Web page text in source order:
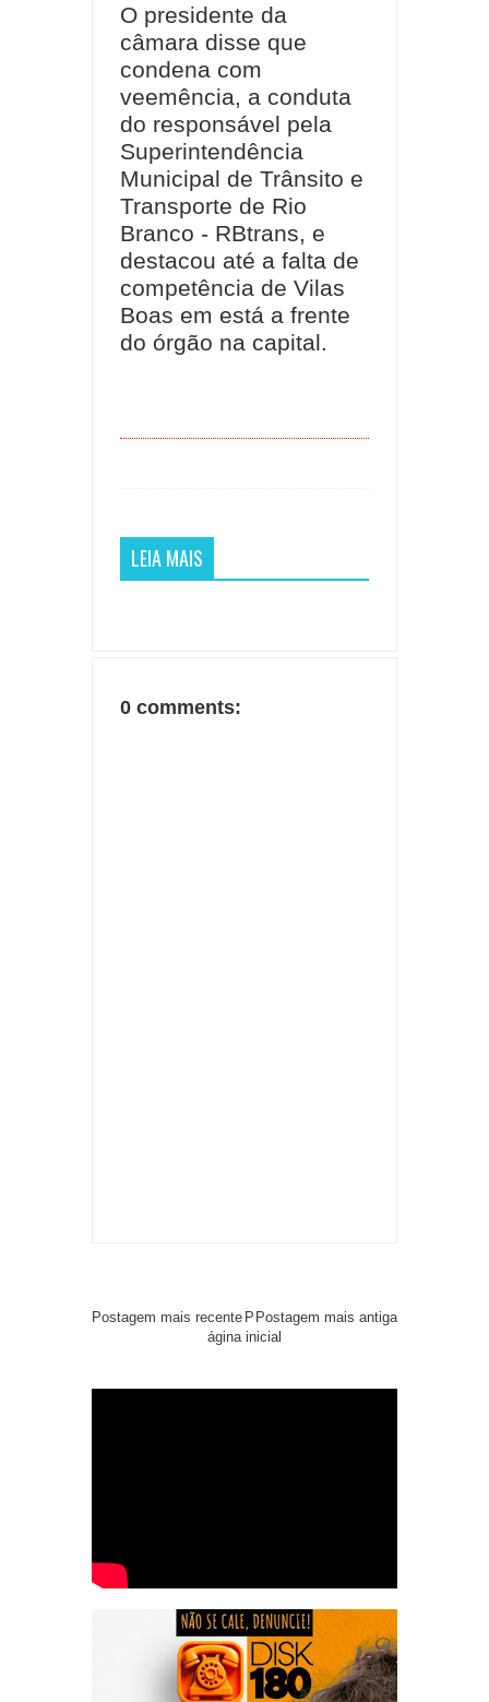
O presidente da
câmara disse que
condena com
veemência, a conduta
do responsável pela
Superintendência
Municipal de Trânsito e
Transporte de Rio
Branco - RBtrans, e
destacou até a falta de
competência de Vilas
Boas em está a frente
do órgão na capital.
LEIA MAIS
0 comments:
Postagem mais recente Postagem mais antiga
P
ágina inicial